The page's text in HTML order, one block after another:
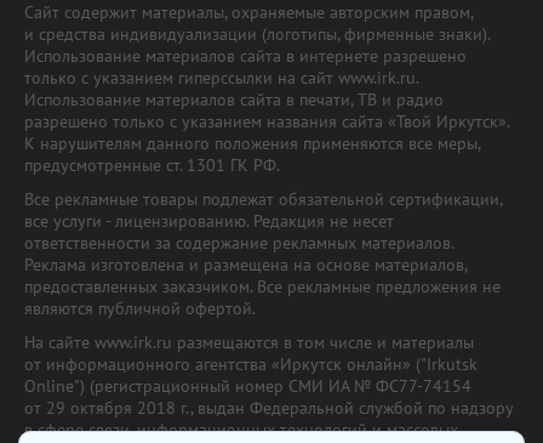
Сайт содержит материалы, охраняемые авторским правом,
и средства индивидуализации (логотипы, фирменные знаки).
Использование материалов сайта в интернете разрешено
только с указанием гиперссылки на сайт www.irk.ru.
Использование материалов сайта в печати, ТВ и радио
разрешено только с указанием названия сайта «Твой Иркутск».
К нарушителям данного положения применяются все меры,
предусмотренные ст. 1301 ГК РФ.
Все рекламные товары подлежат обязательной сертификации,
все услуги - лицензированию. Редакция не несет
ответственности за содержание рекламных материалов.
Реклама изготовлена и размещена на основе материалов,
предоставленных заказчиком. Все рекламные предложения не
являются публичной офертой.
На сайте www.irk.ru размещаются в том числе и материалы
от информационного агентства «Иркутск онлайн» ("Irkutsk
Online") (регистрационный номер СМИ ИА № ФС77-74154
от 29 октября 2018 г., выдан Федеральной службой по надзору
в сфере связи, информационных технологий и массовых